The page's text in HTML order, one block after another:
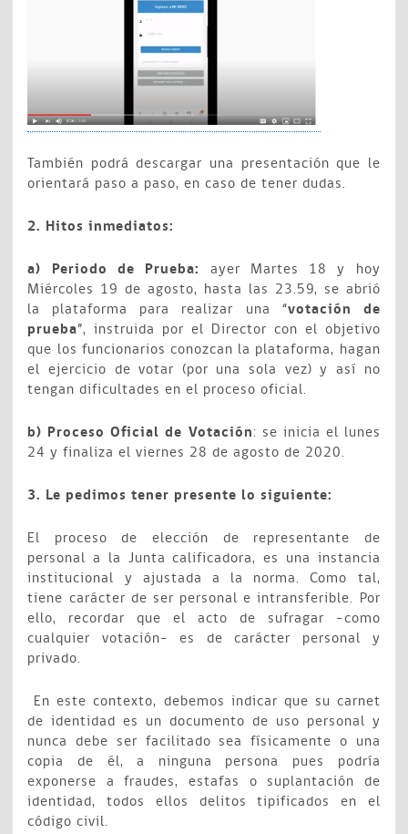
También podrá descargar una presentación que le
orientará paso a paso, en caso de tener dudas.
2. Hitos inmediatos:
a) Periodo de Prueba: ayer Martes 18 y hoy
Miércoles 19 de agosto, hasta las 23.59, se abrió
la plataforma para realizar una “votación de
prueba”, instruida por el Director con el objetivo
que los funcionarios conozcan la plataforma, hagan
el ejercicio de votar (por una sola vez) y así no
tengan dificultades en el proceso oficial.
b) Proceso Oficial de Votación: se inicia el lunes
24 y finaliza el viernes 28 de agosto de 2020.
3. Le pedimos tener presente lo siguiente:
El proceso de elección de representante de
personal a la Junta calificadora, es una instancia
institucional y ajustada a la norma. Como tal,
tiene carácter de ser personal e intransferible. Por
ello, recordar que el acto de sufragar –como
cualquier votación- es de carácter personal y
privado.
En este contexto, debemos indicar que su carnet
de identidad es un documento de uso personal y
nunca debe ser facilitado sea físicamente o una
copia de él, a ninguna persona pues podría
exponerse a fraudes, estafas o suplantación de
identidad, todos ellos delitos tipificados en el
código civil.